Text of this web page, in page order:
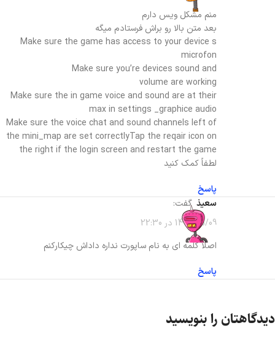
منم مشکل ویس دارم
بعد متن بالا رو براش فرستادم میگه
Make sure the game has access to your device s
microfon
Make sure you’re devices sound and
volume are working
Make sure the in game voice and sound are at their
max in settings _graphice audio
Make sure the voice chat and sound channels left of
the mini_map are set correctlyTap the reqair icon on
the right if the login screen and restart the game
لطفاً کمک کنید
پاسخ
سعیذ گفت:
1402/05/09 در 22:30
اصلا کلمه ای به نام ساپورت نداره داداش چیکارکنم
پاسخ
دیدگاهتان را بنویسید